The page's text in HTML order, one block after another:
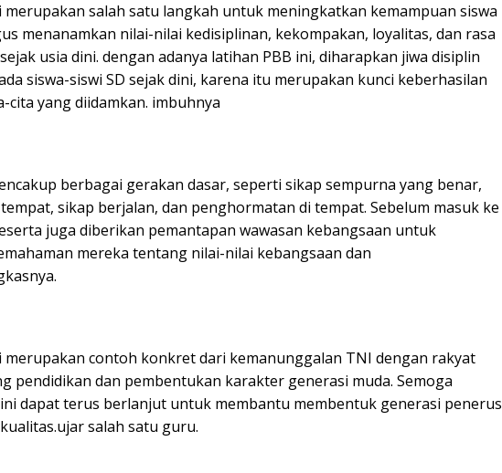
merupakan salah satu langkah untuk meningkatkan kemampuan siswa
menanamkan nilai-nilai kedisiplinan, kekompakan, loyalitas, dan rasa
usia dini. dengan adanya latihan PBB ini, diharapkan jiwa disiplin
siswa-siswi SD sejak dini, karena itu merupakan kunci keberhasilan
cita yang diidamkan. imbuhnya
berbagai gerakan dasar, seperti sikap sempurna yang benar,
sikap berjalan, dan penghormatan di tempat. Sebelum masuk ke
juga diberikan pemantapan wawasan kebangsaan untuk
mereka tentang nilai-nilai kebangsaan dan
merupakan contoh konkret dari kemanunggalan TNI dengan rakyat
pendidikan dan pembentukan karakter generasi muda. Semoga
dapat terus berlanjut untuk membantu membentuk generasi penerus
salah satu guru.